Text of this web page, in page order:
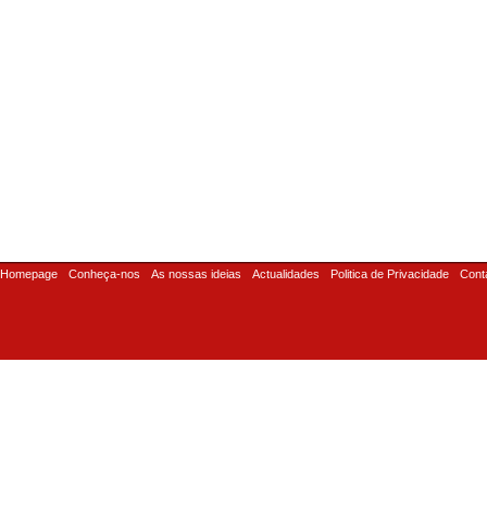
Homepage Conheça-nos As nossas ideias Actualidades Politica de Privacidade